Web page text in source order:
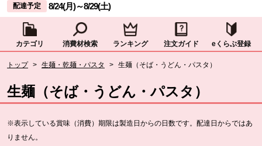
配達予定 8/24(月)～8/29(土)
カテゴリ 消費材検索 ランキング 注文ガイド eくらぶ登録
トップ > 生麺・乾麺・パスタ > 生麺（そば・うどん・パスタ）
生麺（そば・うどん・パスタ）
※表示している賞味（消費）期限は製造日からの日数です。配達日からではあ
りません。